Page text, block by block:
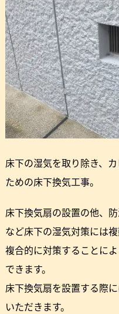
床下の湿気を取り除き、
ための床下換気工事。
床下換気扇の設置の他、
など床下の湿気対策には
複合的に対策することに
できます。
床下換気扇を設置する際
いただきます。